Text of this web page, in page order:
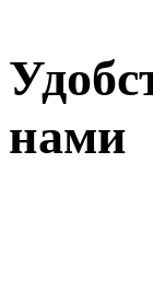
нами